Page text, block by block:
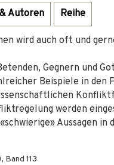
Autoren Reihe
wird auch oft und
Gegnern und
Beispiele in den
werden
Aussagen in
113